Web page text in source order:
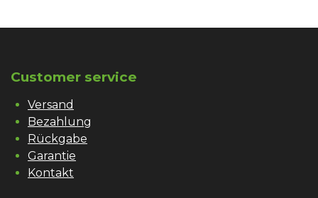
Customer service
Versand
Bezahlung
Rückgabe
Garantie
Kontakt